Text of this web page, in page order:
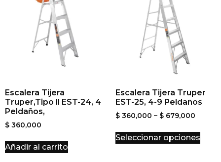
Escalera Tijera
Truper,Tipo ll EST-24, 4
Peldaños,
$ 360,000
Añadir al carrito
Escalera Tijera Truper
EST-25, 4-9 Peldaños
$ 360,000 – $ 679,000
Seleccionar opciones